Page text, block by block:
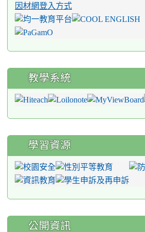
因材網登入方式
教學系統
學習資源
公開資訊